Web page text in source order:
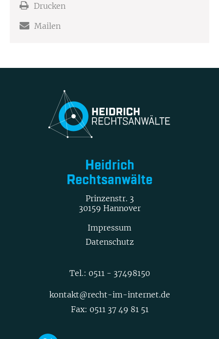
Drucken
Mailen
Heidrich
Rechtsanwälte
Prinzenstr. 3
30159 Hannover
Impressum
Datenschutz
Tel.: 0511 - 37498150
kontakt@recht-im-internet.de
Fax: 0511 37 49 81 51